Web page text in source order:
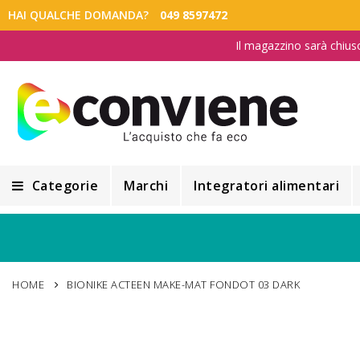
HAI QUALCHE DOMANDA? 049 8597472
Il magazzino sarà
Categorie
Alimentazione e Dietetica
Marchi Integratori alimentari
HOME BIONIKE ACTEEN MAKE-MAT FONDOT 03 DARK